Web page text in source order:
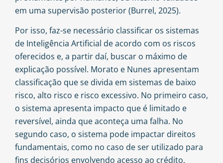
em uma supervisão posterior (Burrel, 2025).
Por isso, faz-se necessário classificar os sistemas
de Inteligência Artificial de acordo com os riscos
oferecidos e, a partir daí, buscar o máximo de
explicação possível. Morato e Nunes apresentam
classificação que se divida em sistemas de baixo
risco, alto risco e risco excessivo. No primeiro caso,
o sistema apresenta impacto que é limitado e
reversível, ainda que aconteça uma falha. No
segundo caso, o sistema pode impactar direitos
fundamentais, como no caso de ser utilizado para
fins decisórios envolvendo acesso ao crédito,